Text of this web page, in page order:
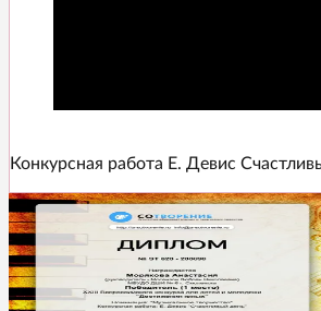
Конкурсная работа Е. Девис